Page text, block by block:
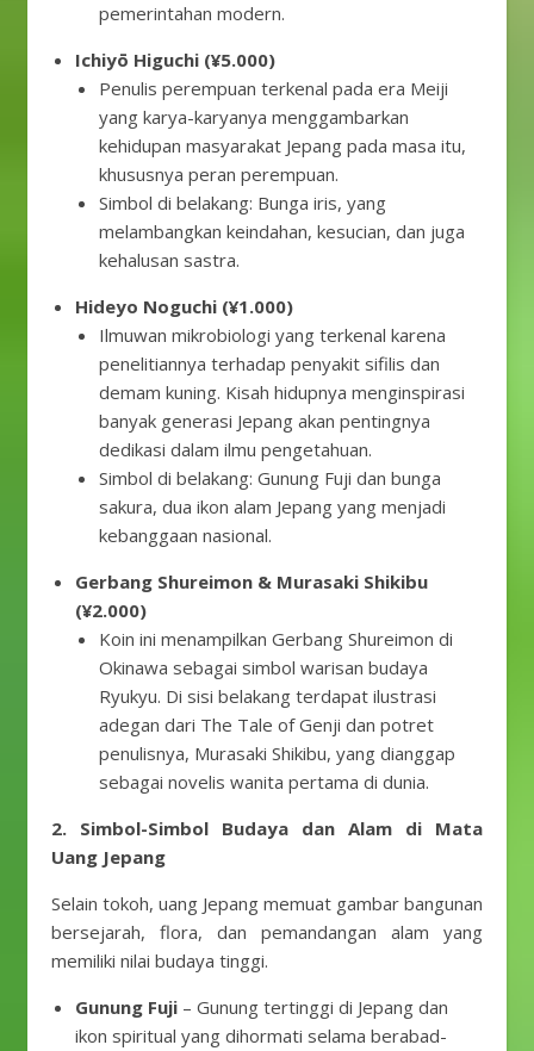
pemerintahan modern.
Ichiyō Higuchi (¥5.000)
Penulis perempuan terkenal pada era Meiji
yang karya-karyanya menggambarkan
kehidupan masyarakat Jepang pada masa itu,
khususnya peran perempuan.
Simbol di belakang: Bunga iris, yang
melambangkan keindahan, kesucian, dan juga
kehalusan sastra.
Hideyo Noguchi (¥1.000)
Ilmuwan mikrobiologi yang terkenal karena
penelitiannya terhadap penyakit sifilis dan
demam kuning. Kisah hidupnya menginspirasi
banyak generasi Jepang akan pentingnya
dedikasi dalam ilmu pengetahuan.
Simbol di belakang: Gunung Fuji dan bunga
sakura, dua ikon alam Jepang yang menjadi
kebanggaan nasional.
Gerbang Shureimon & Murasaki Shikibu
(¥2.000)
Koin ini menampilkan Gerbang Shureimon di
Okinawa sebagai simbol warisan budaya
Ryukyu. Di sisi belakang terdapat ilustrasi
adegan dari The Tale of Genji dan potret
penulisnya, Murasaki Shikibu, yang dianggap
sebagai novelis wanita pertama di dunia.
2. Simbol-Simbol Budaya dan Alam di Mata
Uang Jepang
Selain tokoh, uang Jepang memuat gambar bangunan
bersejarah, flora, dan pemandangan alam yang
memiliki nilai budaya tinggi.
Gunung Fuji – Gunung tertinggi di Jepang dan
ikon spiritual yang dihormati selama berabad-